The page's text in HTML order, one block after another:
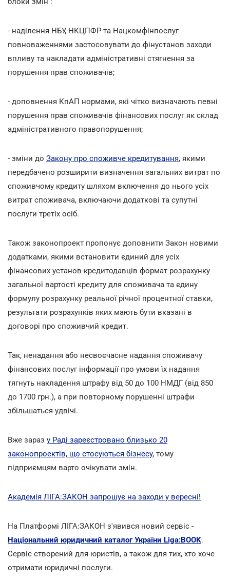
- наділення НБУ, НКЦПФР та Нацкомфінпослуг
повноваженнями застосовувати до фінустанов заходи
впливу та накладати адміністративні стягнення за
порушення прав споживачів;
- доповнення КпАП нормами, які чітко визначають певні
порушення прав споживачів фінансових послуг як склад
адміністративного правопорушення;
- зміни до Закону про споживче кредитування, якими
передбачено розширити визначення загальних витрат по
споживчому кредиту шляхом включення до нього усіх
витрат споживача, включаючи додаткові та супутні
послуги третіх осіб.
Також законопроект пропонує доповнити Закон новими
додатками, якими встановити єдиний для усіх
фінансових установ-кредитодавців формат розрахунку
загальної вартості кредиту для споживача та єдину
формулу розрахунку реальної річної процентної ставки,
результати розрахунків яких мають бути вказані в
договорі про споживчий кредит.
Так, ненадання або несвоєчасне надання споживачу
фінансових послуг інформації про умови їх надання
тягнуть накладення штрафу від 50 до 100 НМДГ (від 850
до 1700 грн.), а при повторному порушенні штрафи
збільшаться удвічі.
Вже зараз у Раді зареєстровано близько 20
законопроектів, що стосуються бізнесу, тому
підприємцям варто очікувати змін.
Академія ЛІГА:ЗАКОН запрошує на заходи у вересні!
На Платформі ЛІГА:ЗАКОН з'явився новий сервіс -
Національний юридичний каталог України Liga:BOOK.
Сервіс створений для юристів, а також для тих, хто хоче
отримати юридичні послуги.